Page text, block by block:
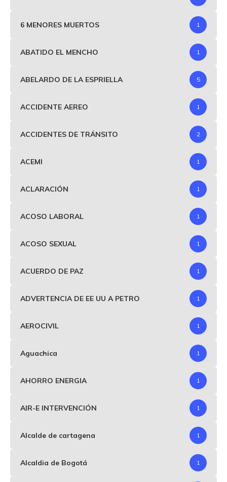
6 MENORES MUERTOS 1
ABATIDO EL MENCHO 1
ABELARDO DE LA ESPRIELLA 5
ACCIDENTE AEREO 1
ACCIDENTES DE TRÁNSITO 2
ACEMI 1
ACLARACIÓN 1
ACOSO LABORAL 1
ACOSO SEXUAL 1
ACUERDO DE PAZ 1
ADVERTENCIA DE EE UU A PETRO 1
AEROCIVIL 1
Aguachica 1
AHORRO ENERGIA 1
AIR-E INTERVENCIÓN 1
Alcalde de cartagena 1
Alcaldia de Bogotá 1